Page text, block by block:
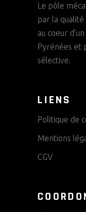
Le pôle
par la
au coeur
Pyrénées et
sélective.
LIENS
Politique de
Mentions
CGV